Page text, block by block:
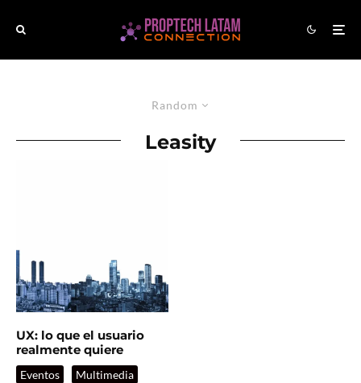
Random
Leasity
UX: lo que el usuario
realmente quiere
Eventos
Multimedia